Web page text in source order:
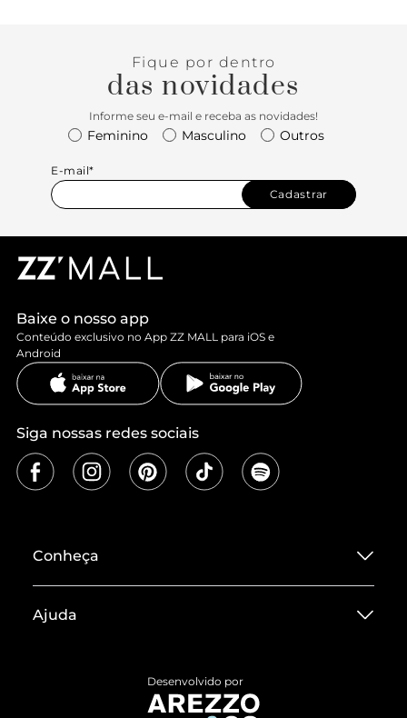
Fique por dentro
das novidades
Informe seu e-mail e receba as novidades!
Feminino Masculino Outros
E-mail*
Cadastrar
Baixe o nosso app
Conteúdo exclusivo no App ZZ MALL para iOS e
Android
Siga nossas redes sociais
Conheça
Termos de Uso
Ajuda
Desenvolvido por